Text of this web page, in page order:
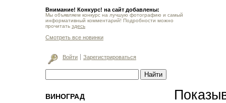
Внимание! Конкурс! на сайт добавлены:
Мы объявляем конкурс на лучшую фотографию и самый
информативный комментарий! Подробности можно
прочитать здесь
Смотреть все новинки
Войти Зарегистрироваться
ВИНОГРАД